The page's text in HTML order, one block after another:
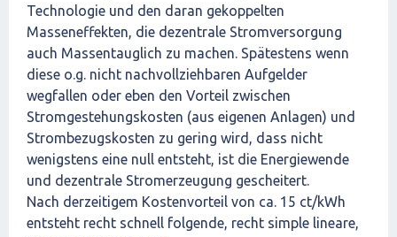
Technologie und den daran gekoppelten
Masseneffekten, die dezentrale Stromversorgung
auch Massentauglich zu machen. Spätestens wenn
diese o.g. nicht nachvollziehbaren Aufgelder
wegfallen oder eben den Vorteil zwischen
Stromgestehungskosten (aus eigenen Anlagen) und
Strombezugskosten zu gering wird, dass nicht
wenigstens eine null entsteht, ist die Energiewende
und dezentrale Stromerzeugung gescheitert.
Nach derzeitigem Kostenvorteil von ca. 15 ct/kWh
entsteht recht schnell folgende, recht simple lineare,